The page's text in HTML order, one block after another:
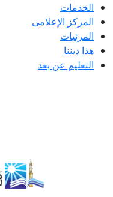
الخدمات
المركز الإعلامى
المرئيات
هذا ديننا
التعليم عن بعد